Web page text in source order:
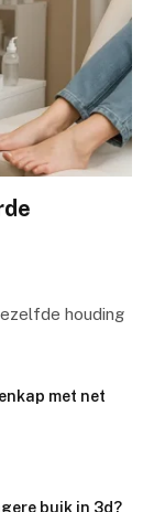
houding
met net
buik in 3d?